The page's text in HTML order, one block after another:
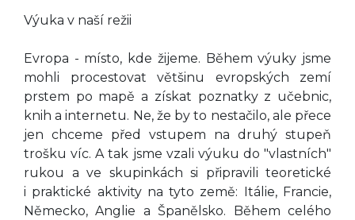
Výuka v naší režii
Evropa - místo, kde žijeme. Během výuky jsme
mohli procestovat většinu evropských zemí
prstem po mapě a získat poznatky z učebnic,
knih a internetu. Ne, že by to nestačilo, ale přece
jen chceme před vstupem na druhý stupeň
trošku víc. A tak jsme vzali výuku do "vlastních"
rukou a ve skupinkách si připravili teoretické
i praktické aktivity na tyto země: Itálie, Francie,
Německo, Anglie a Španělsko. Během celého